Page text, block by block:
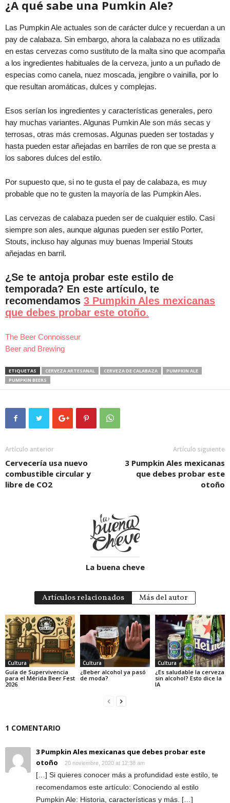
¿A qué sabe una Pumkin Ale?
Las Pumpkin Ale actuales son de carácter dulce y recuerdan a un
pay de calabaza. Sin embargo, ahora la calabaza no es utilizada
en estas cervezas como sustituto de la malta sino que acompaña
a los ingredientes habituales de la cerveza, junto a un puñado de
especias como canela, nuez moscada, jengibre o vainilla, por lo
que resultan aromáticas, dulces y complejas.
Esos serían los ingredientes y características generales, pero
hay muchas variantes. Algunas Pumkin Ale son más secas y
terrosas, otras más cremosas. Algunas pueden ser tostadas y
hasta pueden estar añejadas en barriles de ron que se presta a
los sabores dulces del estilo.
Por supuesto que, si no te gusta el pay de calabaza, es muy
probable que no te gusten la mayoría de las Pumpkin Ales.
Las cervezas de calabaza pueden ser de cualquier estilo. Casi
siempre son ales, aunque algunas pueden ser estilo Porter,
Stouts, incluso hay algunas muy buenas Imperial Stouts
añejadas en barril.
¿Se te antoja probar este estilo de
temporada? En este artículo, te
recomendamos 3 Pumpkin Ales mexicanas
que debes probar este otoño.
The Beer Connoisseur
Beer and Brewing
ETIQUETAS CERVEZA ARTESANAL CERVEZA DE CALABAZA
PUMPKIN ALE
PUMPKIN BEERS
Artículo anterior
Cervecería usa nuevo
combustible circular y
libre de CO2
Artículo siguiente
3 Pumpkin Ales mexicanas
que debes probar este
otoño
La buena cheve
Artículos relacionados Más del autor
Cultura
Guía de Supervivencia
para el Mérida Beer Fest
2026
Cultura
¿Beber alcohol ya pasó
de moda?
Cultura
¿Es saludable la cerveza
sin alcohol? Esto dice la
IA
1 COMENTARIO
3 Pumpkin Ales mexicanas que debes probar este
otoño
20 noviembre, 2020 at 12:38 am
[…] Si quieres conocer más a profundidad este estilo, te
recomendamos este artículo: Conociendo al estilo
Pumpkin Ale: Historia, características y más. […]